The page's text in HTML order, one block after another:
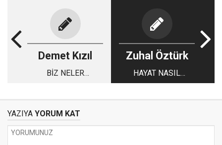
Demet Kızıl
BİZ NELER
Zuhal Öztürk
HAYAT NASIL
NORMALE
YAZIYA YORUM KAT